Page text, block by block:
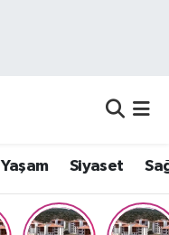
Yaşam Siyaset